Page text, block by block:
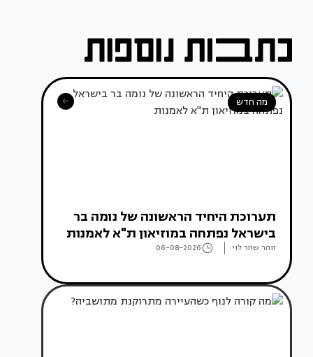
מה חדש
תערוכת היחיד הראשונה של נומה בר
בישראל נפתחה במוזיאון ת"א לאמנות
זוהר שחר לוי 06-08-2026
אדריכלות מהעולם